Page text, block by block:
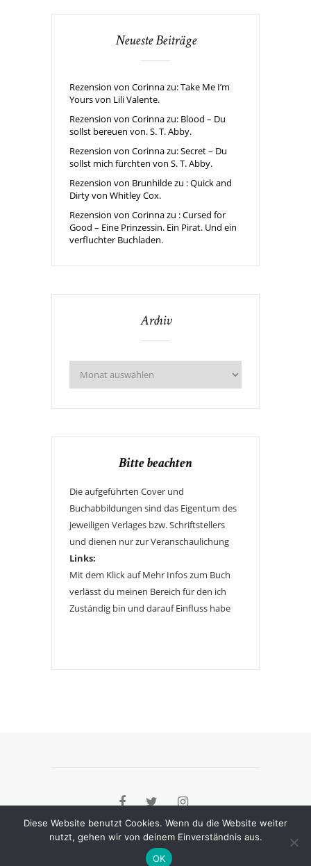
Neueste Beiträge
Rezension von Corinna zu: Take Me I’m
Yours von Lili Valente.
Rezension von Corinna zu: Blood – Du
sollst bereuen von. S. T. Abby.
Rezension von Corinna zu: Secret – Du
sollst mich fürchten von S. T. Abby.
Rezension von Brunhilde zu : Quick and
Dirty von Whitley Cox.
Rezension von Corinna zu : Cursed for
Good – Eine Prinzessin. Ein Pirat. Und ein
verfluchter Buchladen.
Archiv
Bitte beachten
Die aufgeführten Cover und
Buchabbildungen sind das Eigentum des
jeweiligen Verlages bzw. Schriftstellers
und dienen nur zur Veranschaulichung
Links:
Mit dem Klick auf Mehr Infos zum Buch
verlässt du meinen Bereich für den ich
Zuständig bin und darauf Einfluss habe
[instagram-feed]
Diese Website benutzt Cookies. Wenn du die Website weiter
nutzt, gehen wir von deinem Einverständnis aus.
OK